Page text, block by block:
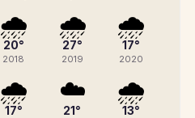
🌧️
20°
2018
🌧️
27°
2019
🌧️
17°
2020
🌧️
17°
☁️
21°
🌧️
13°